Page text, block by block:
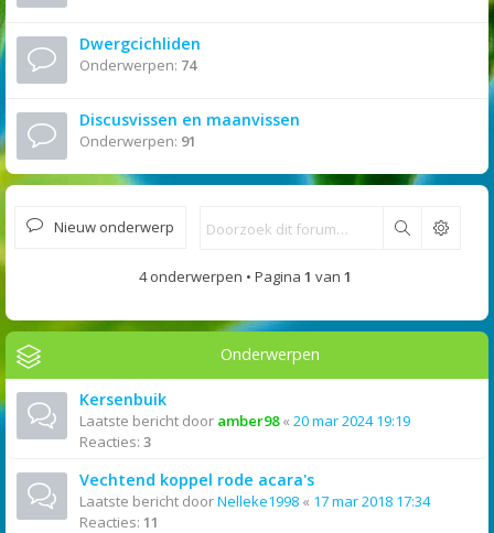
Dwergcichliden
Onderwerpen: 74
Discusvissen en maanvissen
Onderwerpen: 91
Nieuw onderwerp Zoek
4 onderwerpen • Pagina 1 van 1
Onderwerpen
Kersenbuik
Laatste bericht door amber98« 20 mar 2024 19:19
Reacties: 3
Vechtend koppel rode acara's
Laatste bericht doorNelleke1998 « 17 mar 2018 17:34
Reacties: 11